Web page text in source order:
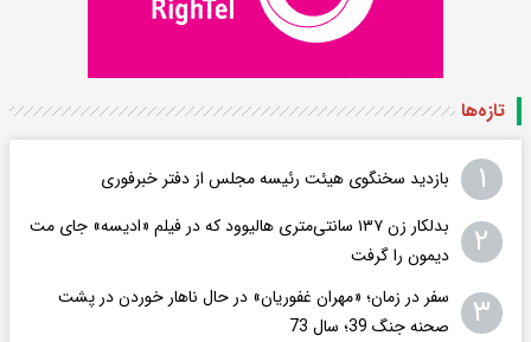
تازه‌ها
۱ بازدید سخنگوی هیئت رئیسه مجلس از دفتر خبرفوری
۲
بدلکار زن ۱۳۷ سانتی‌متری هالیوود که در فیلم «ادیسه» جای مت
دیمون را گرفت
۳
سفر در زمان؛ «مهران غفوریان» در حال ناهار خوردن در پشت
صحنه جنگ 39؛ سال 73